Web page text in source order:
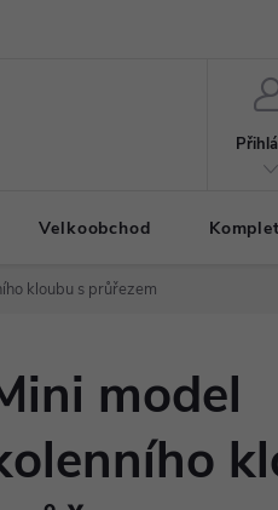
Velkoobchod
kloubu s průřezem
model